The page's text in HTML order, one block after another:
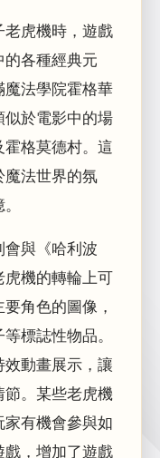
虎機時，遊戲
各種經典元
法學院霍格華
於電影中的場
格莫德村。這
法世界的氛
與《哈利波
機的轉輪上可
角色的圖像，
標誌性物品。
動畫展示，讓
。某些老虎機
有機會參與如
，增加了遊戲